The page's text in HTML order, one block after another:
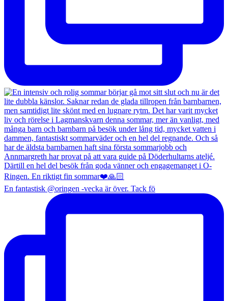
En fantastisk @oringen -vecka är över. Tack fö